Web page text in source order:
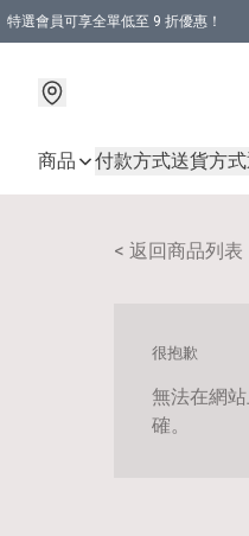
特選會員可享全單低至 9 折優惠！
商品 付款方式送貨方式
< 返回商品列表
很抱歉
無法在網
確。